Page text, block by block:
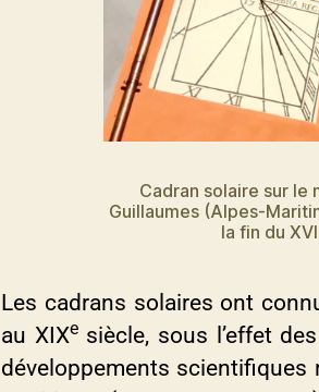
Cadran solaire sur le
Guillaumes (Alpes-
la fin du
Les cadrans solaires ont
au XIXesiècle, sous l’effet
développements scientifiques